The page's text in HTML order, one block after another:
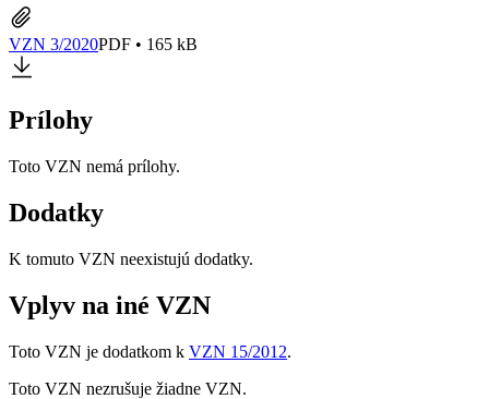
VZN 3/2020PDF • 165 kB
Prílohy
Toto VZN nemá prílohy.
Dodatky
K tomuto VZN neexistujú dodatky.
Vplyv na iné VZN
Toto VZN je dodatkom k VZN 15/2012.
Toto VZN nezrušuje žiadne VZN.